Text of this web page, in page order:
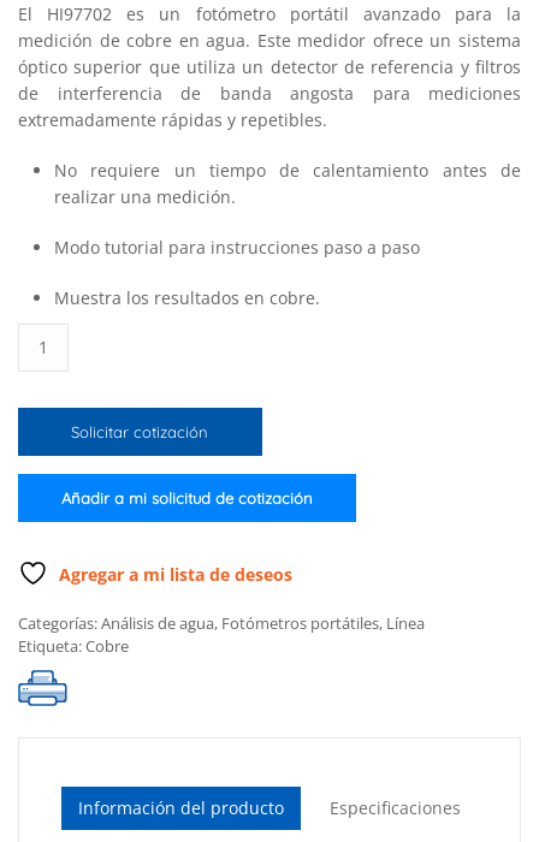
El HI97702 es un fotómetro portátil avanzado para la
medición de cobre en agua. Este medidor ofrece un sistema
óptico superior que utiliza un detector de referencia y filtros
de interferencia de banda angosta para mediciones
extremadamente rápidas y repetibles.
No requiere un tiempo de calentamiento antes de
realizar una medición.
Modo tutorial para instrucciones paso a paso
Muestra los resultados en cobre.
para
intervalo
medidor)
Solicitar cotización
Añadir a mi solicitud de cotización
Agregar a mi lista de deseos
Categorías:Análisis de agua, Fotómetros portátiles, Línea
Etiqueta:Cobre
Información del producto Especificaciones